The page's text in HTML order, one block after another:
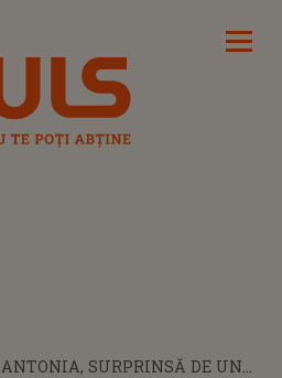
ANTONIA, SURPRINSĂ DE UN